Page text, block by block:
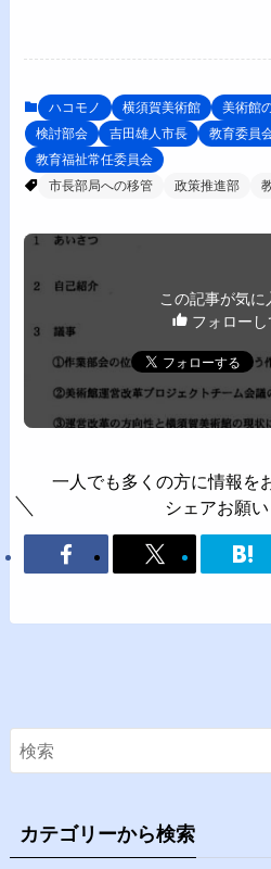
ハコモノ 横須賀美術館
美術館
検討部会
吉田雄人市長
教育委員
教育福祉常任委員会
市長部局への移管
政策推進部
この記事が気に
フォローし
一人でも多くの方に情報を
シェアお願
カテゴリーから検索